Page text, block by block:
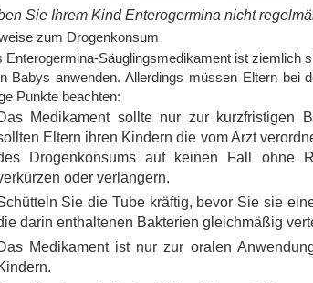
Sie Ihrem Kind Enterogermina nicht
zum Drogenkonsum
Enterogermina-Säuglingsmedikament ist ziemlich
Babys anwenden. Allerdings müssen Eltern bei
Punkte beachten:
Medikament sollte nur zur kurzfristigen
Eltern ihren Kindern die vom Arzt
Drogenkonsums auf keinen Fall ohne
oder verlängern.
Sie die Tube kräftig, bevor Sie sie
darin enthaltenen Bakterien gleichmäßig
Medikament ist nur zur oralen